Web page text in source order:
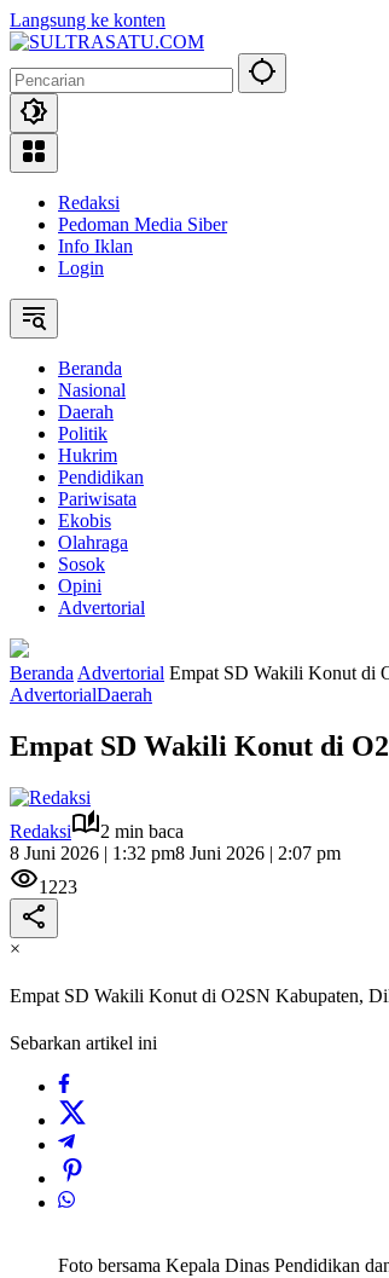
Langsung ke konten
Redaksi
Pedoman Media Siber
Info Iklan
Login
Beranda
Nasional
Daerah
Politik
Hukrim
Pendidikan
Pariwisata
Ekobis
Olahraga
Sosok
Opini
Advertorial
Beranda Advertorial Empat SD Wakili Konut di
AdvertorialDaerah
Empat SD Wakili Konut di
Redaksi
2 min baca
8 Juni 2026 | 1:32 pm8 Juni 2026 | 2:07 pm
1223
×
Empat SD Wakili Konut di O2SN Kabupaten,
Sebarkan artikel ini
Foto bersama Kepala Dinas Pendidikan